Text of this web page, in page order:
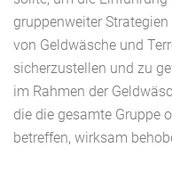
gruppenweiter
von Geldwäsche und
sicherzustellen und zu
im Rahmen der
die die gesamte Gruppe
betreffen, wirksam